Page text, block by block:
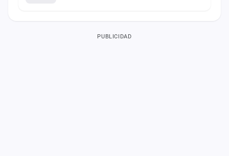
PUBLICIDAD